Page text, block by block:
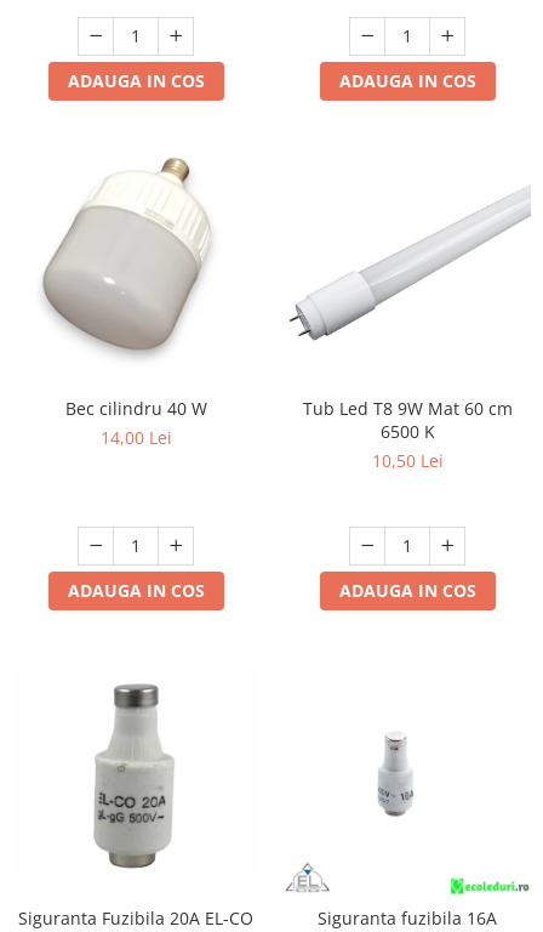
ADAUGA IN COS ADAUGA IN COS
Bec cilindru 40 W
14,00 Lei
ADAUGA IN COS
Tub Led T8 9W Mat 60 cm
6500 K
10,50 Lei
ADAUGA IN COS
Siguranta Fuzibila 20A EL-CO
Siguranta fuzibila 16A